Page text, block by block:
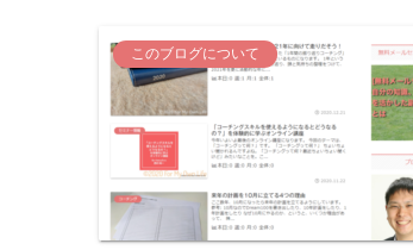
このブログについて